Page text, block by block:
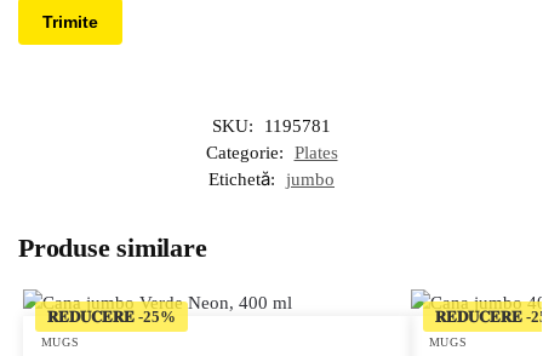
SKU:
1195781
Categorie:
Plates
Etichetă:
jumbo
Produse similare
𝐑𝐄𝐃𝐔𝐂𝐄𝐑𝐄
MUGS
𝐑𝐄𝐃𝐔𝐂𝐄𝐑𝐄
MUGS